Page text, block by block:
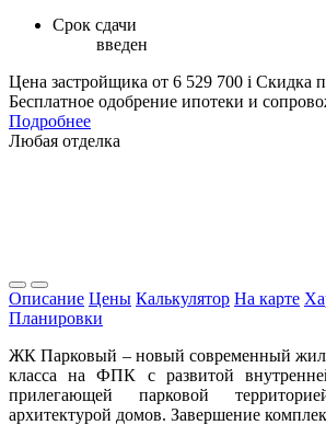
Срок сдачи
введен
Цена застройщика от 6 529 700 i Скидка
Бесплатное одобрение ипотеки и
Подробнее
Любая отделка
Описание Цены Калькулятор На карте
Планировки
ЖК Парковый – новый современный
класса на ФПК с развитой
прилегающей парковой
архитектурой домов. Завершение